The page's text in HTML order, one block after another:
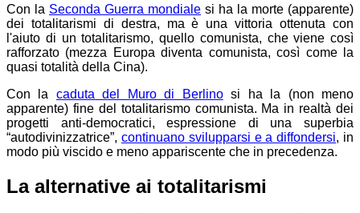
Con la Seconda Guerra mondiale si ha la morte (apparente)
dei totalitarismi di destra, ma è una vittoria ottenuta con
l'aiuto di un totalitarismo, quello comunista, che viene così
rafforzato (mezza Europa diventa comunista, così come la
quasi totalità della Cina).
Con la caduta del Muro di Berlinosi ha la (non meno
apparente) fine del totalitarismo comunista. Ma in realtà dei
progetti anti-democratici, espressione di una superbia
“autodivinizzatrice”, continuano svilupparsi e a diffondersi, in
modo più viscido e meno appariscente che in precedenza.
La alternative ai totalitarismi